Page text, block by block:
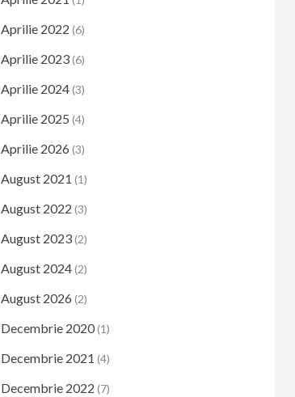
Aprilie 2022 (6)
Aprilie 2023(6)
Aprilie 2024(3)
Aprilie 2025 (4)
Aprilie 2026 (3)
August 2021 (1)
August 2022 (3)
August 2023(2)
August 2024(2)
August 2026 (2)
Decembrie 2020(1)
Decembrie 2021 (4)
Decembrie 2022 (7)